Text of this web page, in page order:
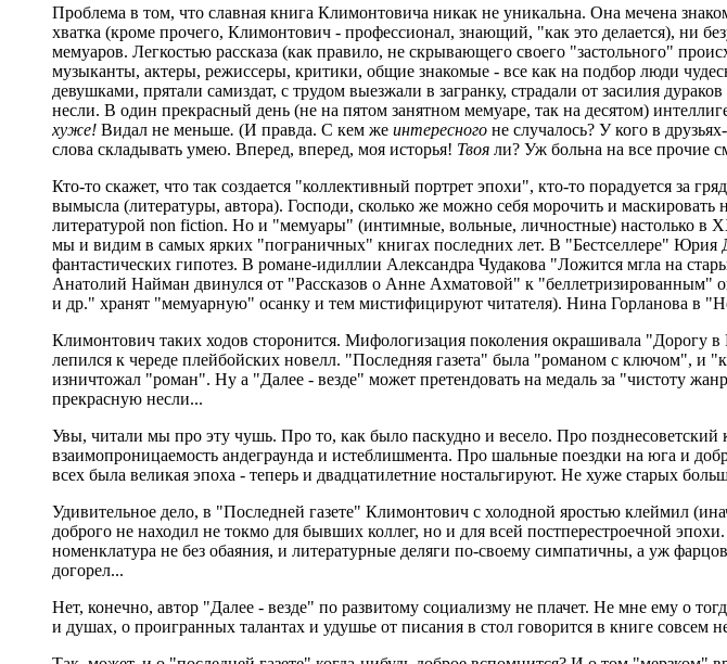
Проблема в том, что славная книга Климонтовича никак не уникальна. Она мечена
хватка (кроме прочего, Климонтович - профессионал, знающий, "как это делается), ни
мемуаров. Легкостью рассказа (как правило, не скрывающего своего "застольного"
музыканты, актеры, режиссеры, критики, общие знакомые - все как на подбор люди
девушками, прятали самиздат, с трудом выезжали в загранку, страдали от засилия
несли. В один прекрасный день (не на пятом занятном мемуаре, так на десятом)
хуже! Видал не меньше. (И правда. С кем же интересного не случалось? У кого в
слова складывать умею. Вперед, вперед, моя исторья! Твоя ли? Уж больна на все прочие
Кто-то скажет, что так создается "коллективный портрет эпохи", кто-то порадуется за
вымысла (литературы, автора). Господи, сколько же можно себя морочить и
литературой non fiction. Но и "мемуары" (интимные, вольные, личностные) настолько в
мы и видим в самых ярких "пограничных" книгах последних лет. В "Бестселлере" Юрия
фантастических гипотез. В романе-идиллии Александра Чудакова "Ложится мгла на
Анатолий Найман двинулся от "Рассказов о Анне Ахматовой" к
и др." хранят "мемуарную" осанку и тем мистифицируют читателя). Нина Горланова в
Климонтович таких ходов сторонится. Мифологизация поколения окрашивала
лепился к череде плейбойских новелл. "Последняя газета" была "романом с ключом",
изничтожал "роман". Ну а "Далее - везде" может претендовать на медаль за "чистоту
прекрасную несли...
Увы, читали мы про эту чушь. Про то, как было паскудно и весело. Про
взаимопроницаемость андеграунда и истеблишмента. Про шальные поездки на юга и
всех была великая эпоха - теперь и двадцатилетние ностальгируют. Не хуже старых
Удивительное дело, в "Последней газете" Климонтович с холодной яростью клеймил
доброго не находил не токмо для бывших коллег, но и для всей постперестроечной
номенклатура не без обаяния, и литературные деляги по-своему симпатичны, а уж
догорел...
Нет, конечно, автор "Далее - везде" по развитому социализму не плачет. Не мне ему о
и душах, о проигранных талантах и удушье от писания в стол говорится в книге